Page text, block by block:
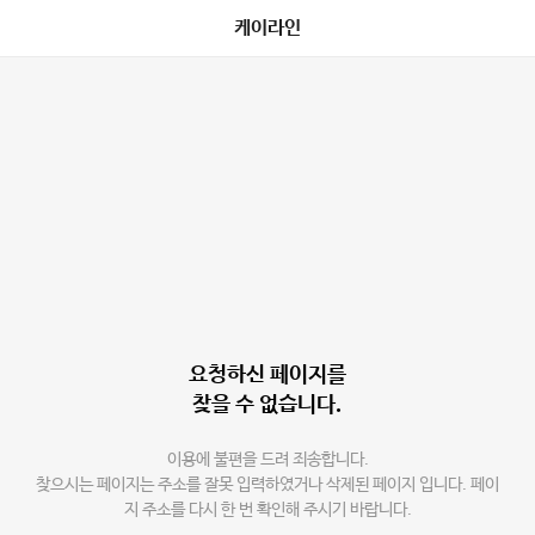
케이라인
요청하신 페이지를
찾을 수 없습니다.
이용에 불편을 드려 죄송합니다.
찾으시는 페이지는 주소를 잘못 입력하였거나 삭제된 페이지 입니다. 페이
지 주소를 다시 한 번 확인해 주시기 바랍니다.